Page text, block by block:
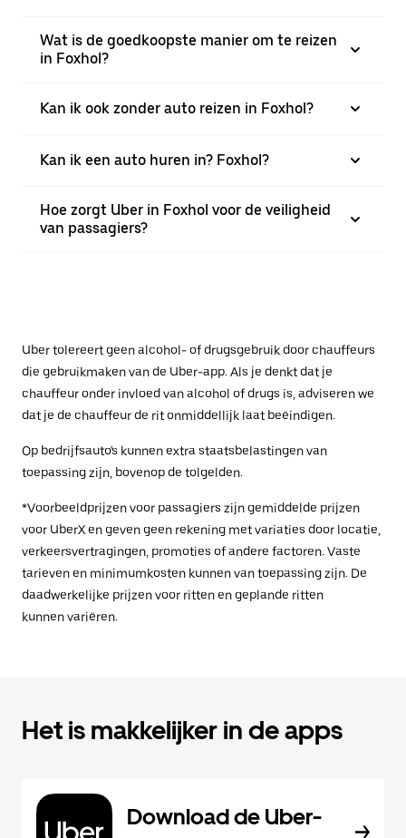
Wat is de goedkoopste manier om te reizen
in Foxhol?
Kan ik ook zonder auto reizen in Foxhol?
Kan ik een auto huren in? Foxhol?
Hoe zorgt Uber in Foxhol voor de veiligheid
van passagiers?
Uber tolereert geen alcohol- of drugsgebruik door chauffeurs
die gebruikmaken van de Uber-app. Als je denkt dat je
chauffeur onder invloed van alcohol of drugs is, adviseren we
dat je de chauffeur de rit onmiddellijk laat beëindigen.
Op bedrijfsauto's kunnen extra staatsbelastingen van
toepassing zijn, bovenop de tolgelden.
*Voorbeeldprijzen voor passagiers zijn gemiddelde prijzen
voor UberX en geven geen rekening met variaties door locatie,
verkeersvertragingen, promoties of andere factoren. Vaste
tarieven en minimumkosten kunnen van toepassing zijn. De
daadwerkelijke prijzen voor ritten en geplande ritten
kunnen variëren.
Het is makkelijker in de apps
Download de Uber-